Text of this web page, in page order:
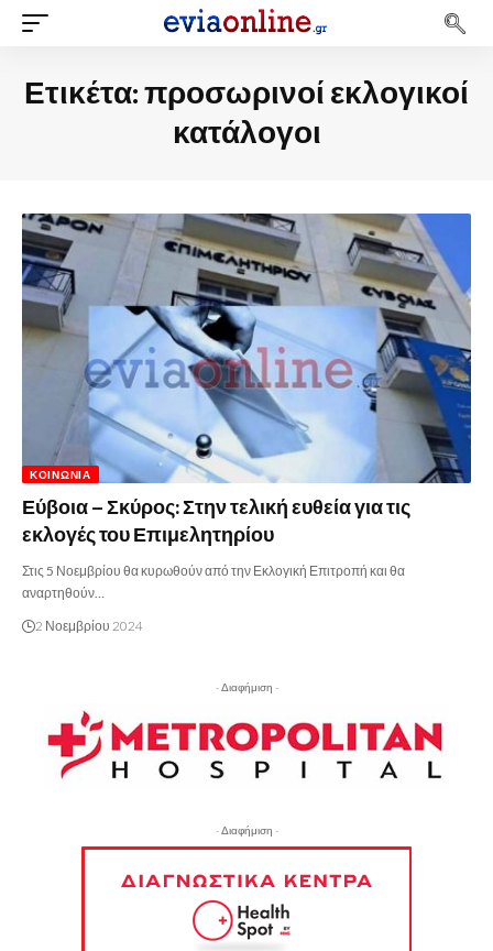
Ετικέτα:προσωρινοί εκλογικοί
κατάλογοι
ΚΟΙΝΩΝΊΑ
Εύβοια – Σκύρος: Στην τελική ευθεία για τις
εκλογές του Επιμελητηρίου
Στις 5 Νοεμβρίου θα κυρωθούν από την Εκλογική Επιτροπή και θα
αναρτηθούν…
2 Νοεμβρίου 2024
- Διαφήμιση -
- Διαφήμιση -